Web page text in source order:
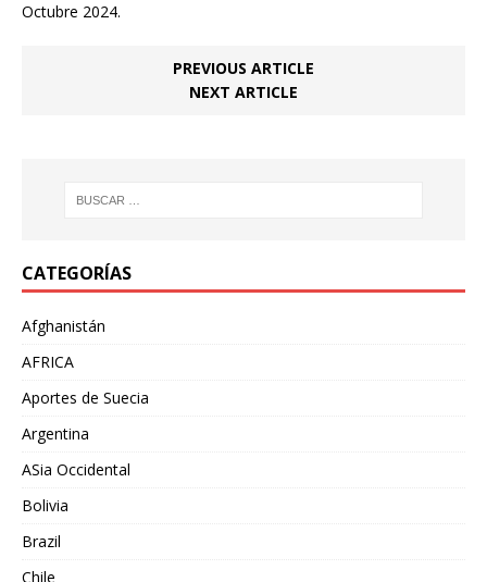
Octubre 2024.
PREVIOUS ARTICLE
NEXT ARTICLE
CATEGORÍAS
Afghanistán
AFRICA
Aportes de Suecia
Argentina
ASia Occidental
Bolivia
Brazil
Chile